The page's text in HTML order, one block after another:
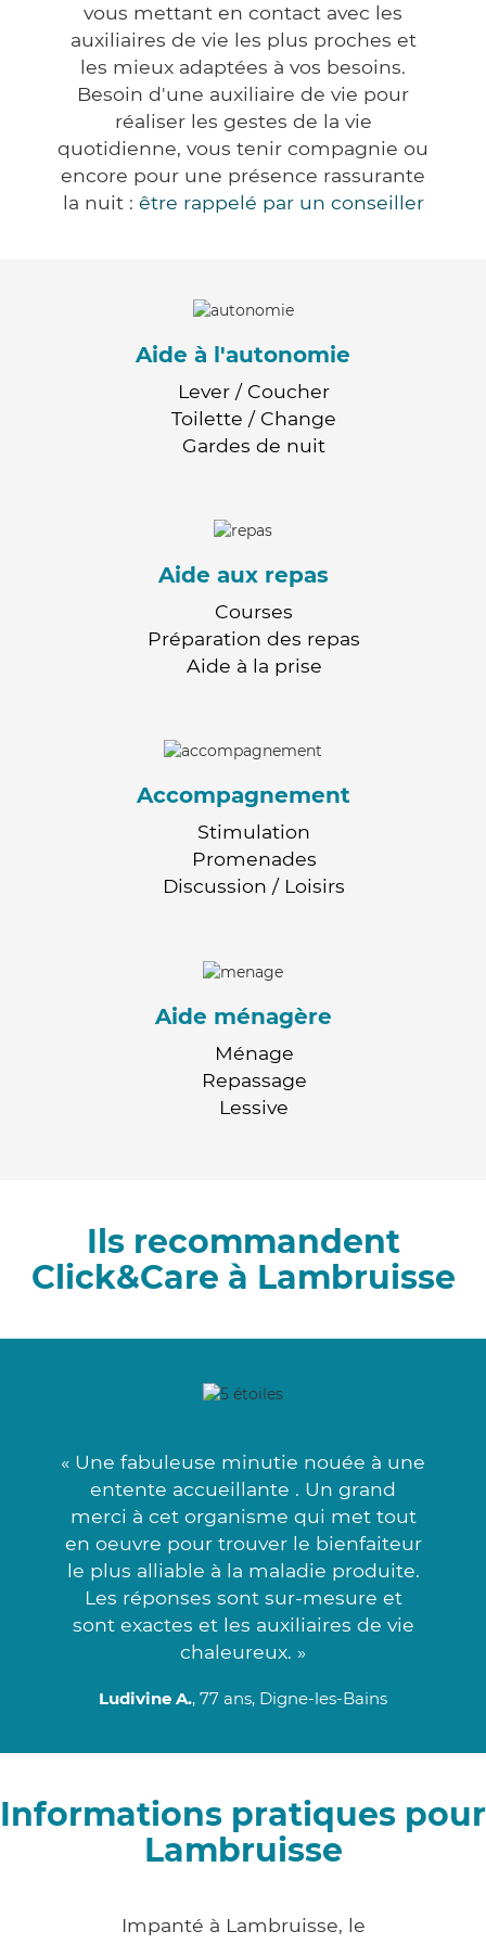
vous mettant en contact avec les
auxiliaires de vie les plus proches et
les mieux adaptées à vos besoins.
Besoin d'une auxiliaire de vie pour
réaliser les gestes de la vie
quotidienne, vous tenir compagnie ou
encore pour une présence rassurante
la nuit : être rappelé par un conseiller
Aide à l'autonomie
Lever / Coucher
Toilette / Change
Gardes de nuit
Aide aux repas
Courses
Préparation des repas
Aide à la prise
Accompagnement
Stimulation
Promenades
Discussion / Loisirs
Aide ménagère
Ménage
Repassage
Lessive
Ils recommandent
Click&Care à Lambruisse
« Une fabuleuse minutie nouée à une
entente accueillante . Un grand
merci à cet organisme qui met tout
en oeuvre pour trouver le bienfaiteur
le plus alliable à la maladie produite.
Les réponses sont sur-mesure et
sont exactes et les auxiliaires de vie
chaleureux. »
Ludivine A., 77 ans, Digne-les-Bains
Informations pratiques pour
Lambruisse
Impanté à Lambruisse, le